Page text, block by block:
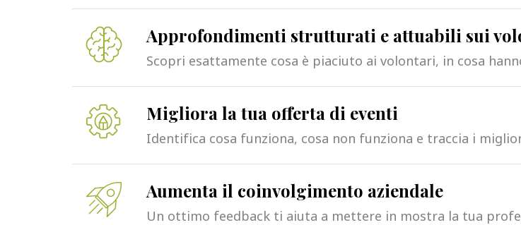
Approfondimenti strutturati e attuabili sui
Scopri esattamente cosa è piaciuto ai volontari, in cosa
Migliora la tua offerta di eventi
Identifica cosa funziona, cosa non funziona e traccia i
Aumenta il coinvolgimento aziendale
Un ottimo feedback ti aiuta a mettere in mostra la tua